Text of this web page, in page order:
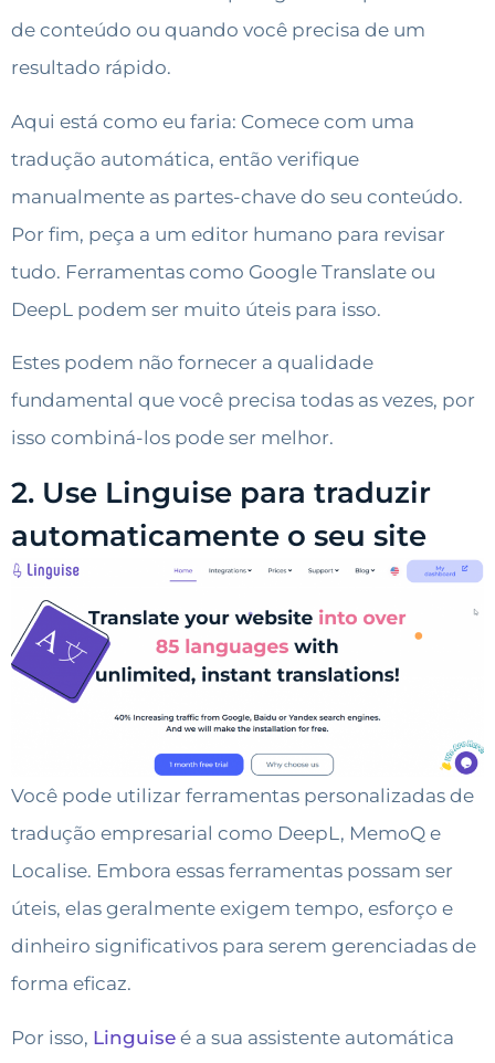
de conteúdo ou quando você precisa de um
resultado rápido.
Aqui está como eu faria: Comece com uma
tradução automática, então verifique
manualmente as partes-chave do seu conteúdo.
Por fim, peça a um editor humano para revisar
tudo. Ferramentas como Google Translate ou
DeepL podem ser muito úteis para isso.
Estes podem não fornecer a qualidade
fundamental que você precisa todas as vezes, por
isso combiná-los pode ser melhor.
2. Use Linguise para traduzir
automaticamente o seu site
Você pode utilizar ferramentas personalizadas de
tradução empresarial como DeepL, MemoQ e
Localise. Embora essas ferramentas possam ser
úteis, elas geralmente exigem tempo, esforço e
dinheiro significativos para serem gerenciadas de
forma eficaz.
Por isso, Linguise é a sua assistente automática